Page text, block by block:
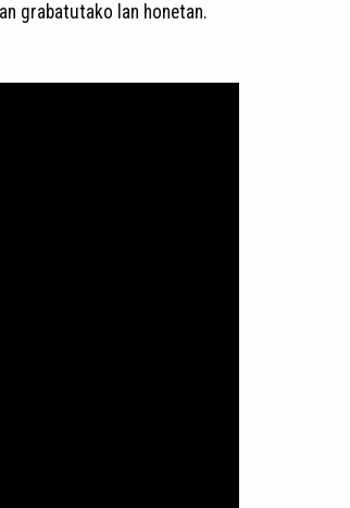
grabatutako lan honetan.